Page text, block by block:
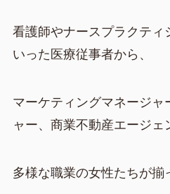
看護師やナースプラクティ
いった医療従事者から、
マーケティングマネージャ
ャー、商業不動産エージェ
多様な職業の女性たちが揃